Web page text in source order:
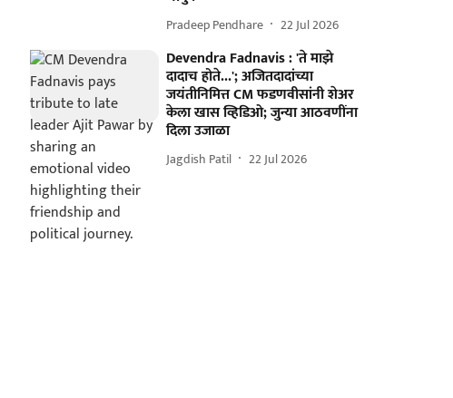
Pradeep Pendhare 22 Jul 2026
Devendra Fadnavis : 'ते माझे
दादाच होते...'; अजितदादांच्या
जयंतीनिमित्त CM फडणवीसांनी शेअर
केला खास व्हिडिओ; जुन्या आठवणींना
दिला उजाळा
Jagdish Patil 22 Jul 2026